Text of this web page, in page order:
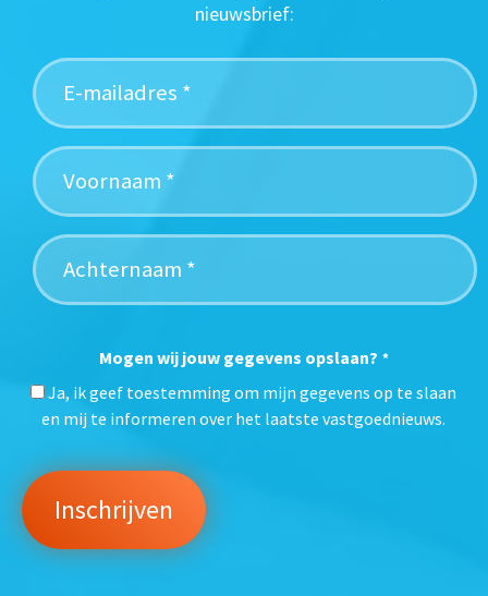
nieuwsbrief:
Mogen wij jouw gegevens opslaan? *
Ja, ik geef toestemming om mijn gegevens op te slaan
en mij te informeren over het laatste vastgoednieuws.